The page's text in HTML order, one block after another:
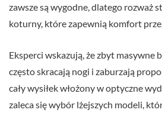
zawsze są wygodne, dlatego rozważ
koturny, które zapewnią komfort
Eksperci wskazują, że zbyt masywne
często skracają nogi i zaburzają
cały wysiłek włożony w optyczne
zaleca się wybór lżejszych modeli,